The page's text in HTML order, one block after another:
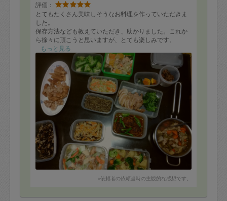
評価：
とてもたくさん美味しそうなお料理を作っていただきま
した。
保存方法なども教えていただき、助かりました。これか
ら徐々に頂こうと思いますが、とても楽しみです。
またよろしくお願い致します。
もっと見る
※依頼者の依頼当時の主観的な感想です。